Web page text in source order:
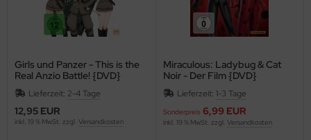
Girls und Panzer - This is the
Real Anzio Battle! {DVD}
Lieferzeit: 2-4 Tage
12,95 EUR
inkl. 19 % MwSt. zzgl. Versandkosten
Miraculous: Ladybug & Cat
Noir - Der Film {DVD}
Lieferzeit: 1-3 Tage
Sonderpreis 6,99 EUR
inkl. 19 % MwSt. zzgl. Versandkosten